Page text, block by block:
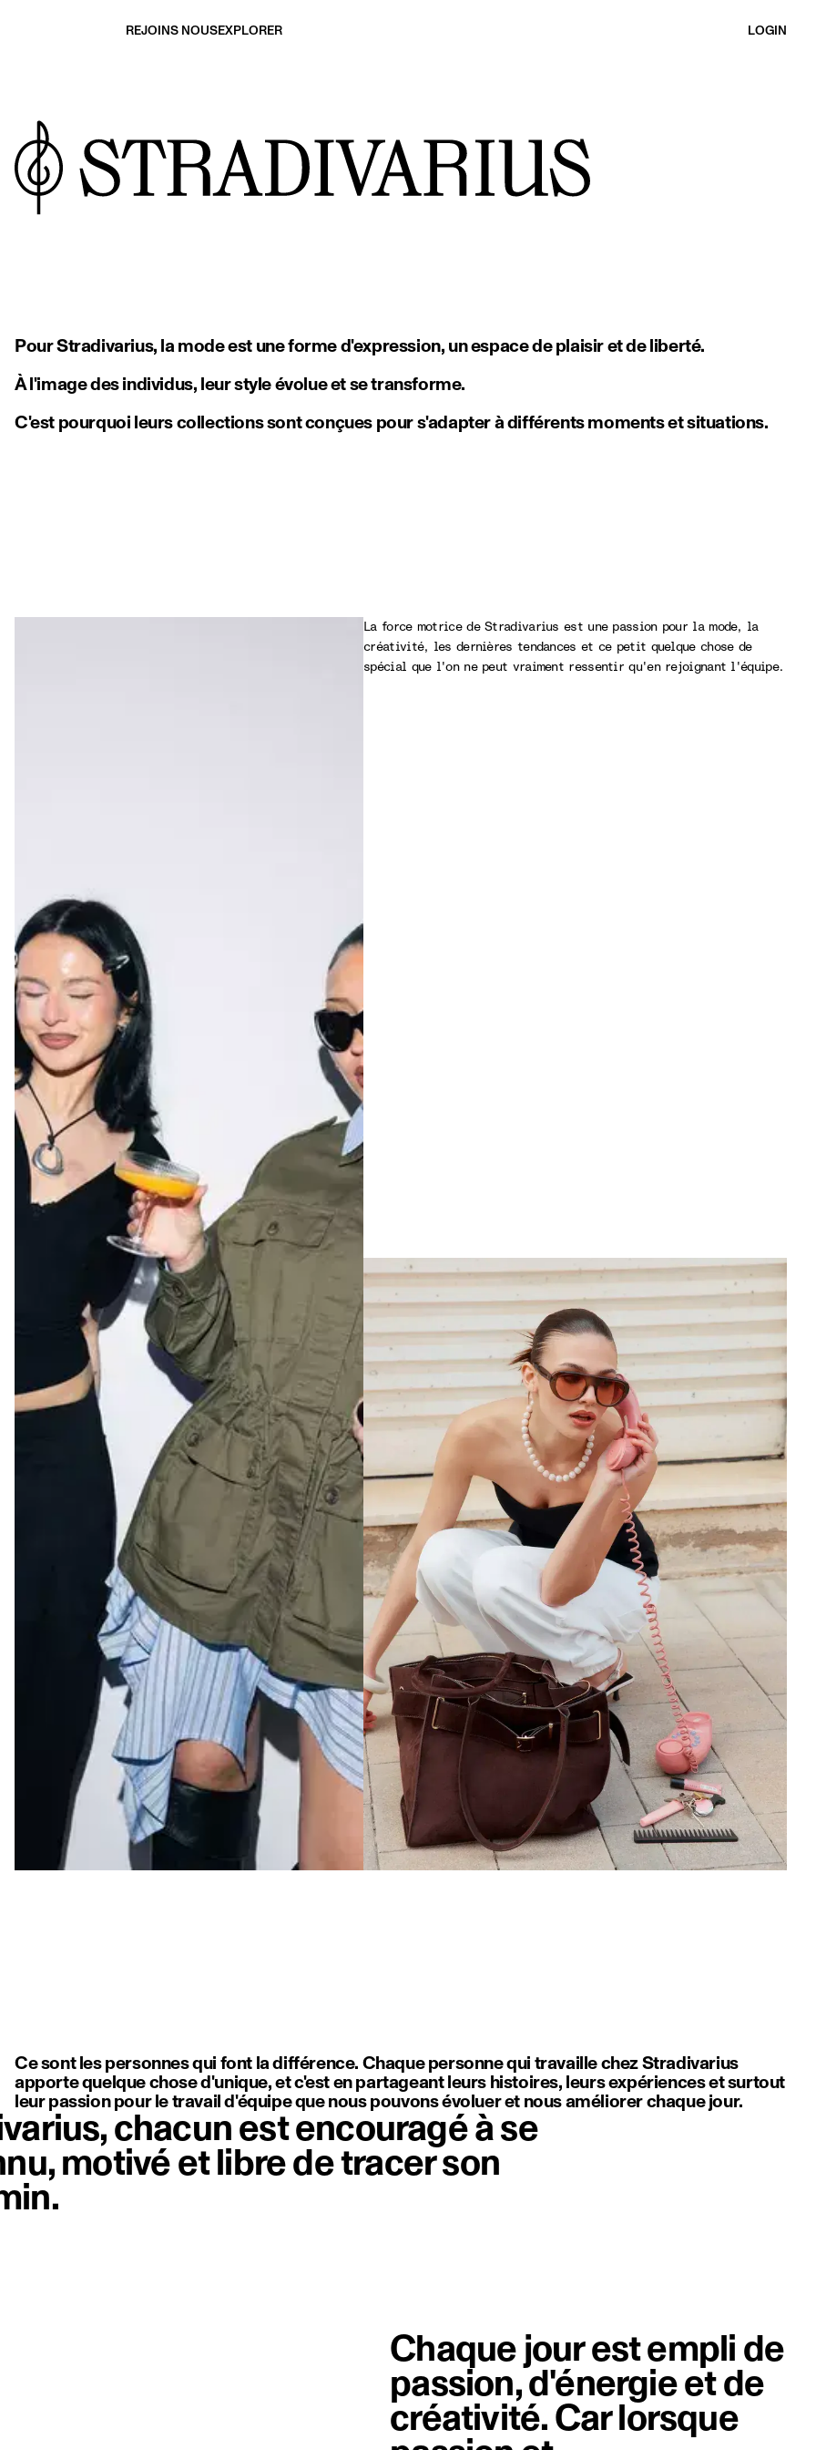
REJOINS NOUSEXPLORER LOGIN
Pour Stradivarius, la mode est une forme d'expression, un espace de plaisir et de liberté.
À l'image des individus, leur style évolue et se transforme.
C'est pourquoi leurs collections sont conçues pour s'adapter à différents moments et situations.
La force motrice de Stradivarius est une passion pour la mode, la
créativité, les dernières tendances et ce petit quelque chose de
spécial que l'on ne peut vraiment ressentir qu'en rejoignant l'équipe.
Ce sont les personnes qui font la différence. Chaque personne qui travaille chez Stradivarius
apporte quelque chose d'unique, et c'est en partageant leurs histoires, leurs expériences et surtout
leur passion pour le travail d'équipe que nous pouvons évoluer et nous améliorer chaque jour.
chacun est encouragé à se
motivé et libre de tracer son
Chaque jour est empli de
passion, d'énergie et de
créativité. Car lorsque